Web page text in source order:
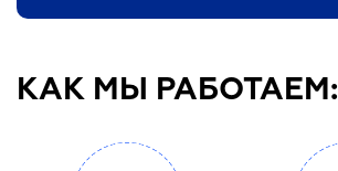
КАК МЫ РАБОТАЕМ: